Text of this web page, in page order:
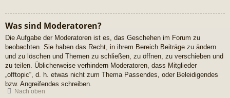
Was sind Moderatoren?
Die Aufgabe der Moderatoren ist es, das Geschehen im Forum zu
beobachten. Sie haben das Recht, in ihrem Bereich Beiträge zu ändern
und zu löschen und Themen zu schließen, zu öffnen, zu verschieben und
zu teilen. Üblicherweise verhindern Moderatoren, dass Mitglieder
„offtopic“, d. h. etwas nicht zum Thema Passendes, oder Beleidigendes
bzw. Angreifendes schreiben.
Nach oben